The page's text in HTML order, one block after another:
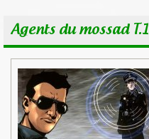
Agents du mossad T.1